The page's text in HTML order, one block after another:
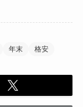
年末 格安